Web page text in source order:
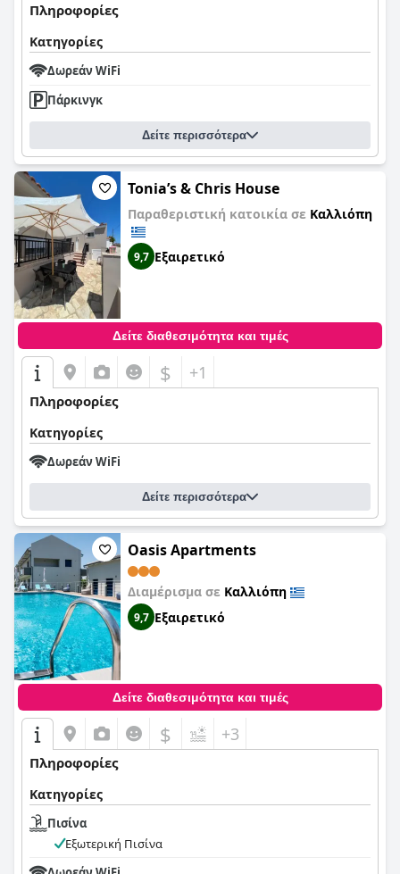
Πληροφορίες
Κατηγορίες
Δωρεάν WiFi
Πάρκινγκ
Δείτε περισσότερα
Tonia’s & Chris House
Παραθεριστική κατοικία σε Καλλιόπη
9,7 Εξαιρετικό
Δείτε διαθεσιμότητα και τιμές
$ +1
Πληροφορίες
Κατηγορίες
Δωρεάν WiFi
Δείτε περισσότερα
Oasis Apartments
Διαμέρισμα σε Καλλιόπη
9,7 Εξαιρετικό
Δείτε διαθεσιμότητα και τιμές
$ +3
Πληροφορίες
Κατηγορίες
Πισίνα
Εξωτερική Πισίνα